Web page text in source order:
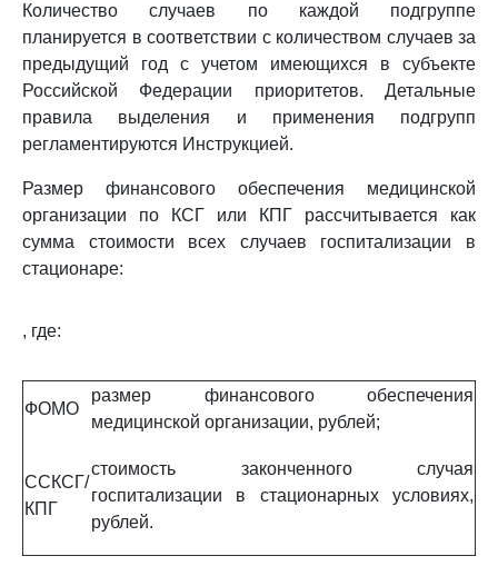
Количество случаев по каждой подгруппе
планируется в соответствии с количеством случаев за
предыдущий год с учетом имеющихся в субъекте
Российской Федерации приоритетов. Детальные
правила выделения и применения подгрупп
регламентируются Инструкцией.
Размер финансового обеспечения медицинской
организации по КСГ или КПГ рассчитывается как
сумма стоимости всех случаев госпитализации в
стационаре:
, где:
ФОМО
размер финансового обеспечения
медицинской организации, рублей;
ССКСГ/
КПГ
стоимость законченного случая
госпитализации в стационарных условиях,
рублей.